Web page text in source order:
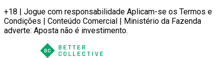
+18 | Jogue com responsabilidade Aplicam-se os Termos e
Condições | Conteúdo Comercial | Ministério da Fazenda
adverte: Aposta não é investimento.